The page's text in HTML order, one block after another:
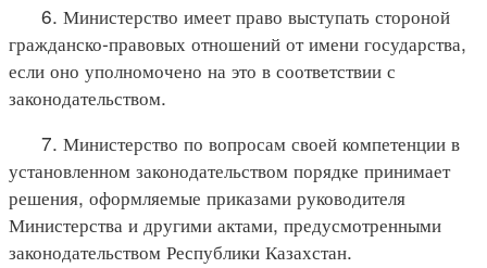
6. Министерство имеет право выступать стороной
гражданско-правовых отношений от имени государства,
если оно уполномочено на это в соответствии с
законодательством.
7. Министерство по вопросам своей компетенции в
установленном законодательством порядке принимает
решения, оформляемые приказами руководителя
Министерства и другими актами, предусмотренными
законодательством Республики Казахстан.